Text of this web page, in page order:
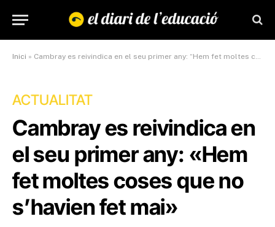
Inici » Cambray es reivindica en el seu primer any: “Hem fet moltes coses que no s’havien fet mai”
ACTUALITAT
Cambray es reivindica en
el seu primer any: «Hem
fet moltes coses que no
s’havien fet mai»